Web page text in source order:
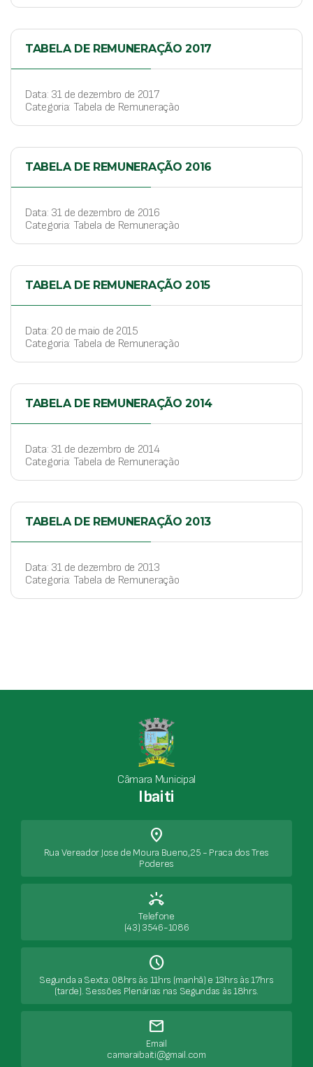
TABELA DE REMUNERAÇÃO 2017
Data: 31 de dezembro de 2017
Categoria: Tabela de Remuneração
TABELA DE REMUNERAÇÃO 2016
Data: 31 de dezembro de 2016
Categoria: Tabela de Remuneração
TABELA DE REMUNERAÇÃO 2015
Data: 20 de maio de 2015
Categoria: Tabela de Remuneração
TABELA DE REMUNERAÇÃO 2014
Data: 31 de dezembro de 2014
Categoria: Tabela de Remuneração
TABELA DE REMUNERAÇÃO 2013
Data: 31 de dezembro de 2013
Categoria: Tabela de Remuneração
Câmara Municipal
Ibaiti
place
Rua Vereador Jose de Moura Bueno,25 - Praca dos Tres
Poderes
ring_volume
Telefone
(43) 3546-1086
Schedule
Segunda a Sexta: 08hrs às 11hrs (manhã) e 13hrs às 17hrs
(tarde). Sessões Plenárias nas Segundas às 18hrs.
mail
Email
camaraibaiti@gmail.com